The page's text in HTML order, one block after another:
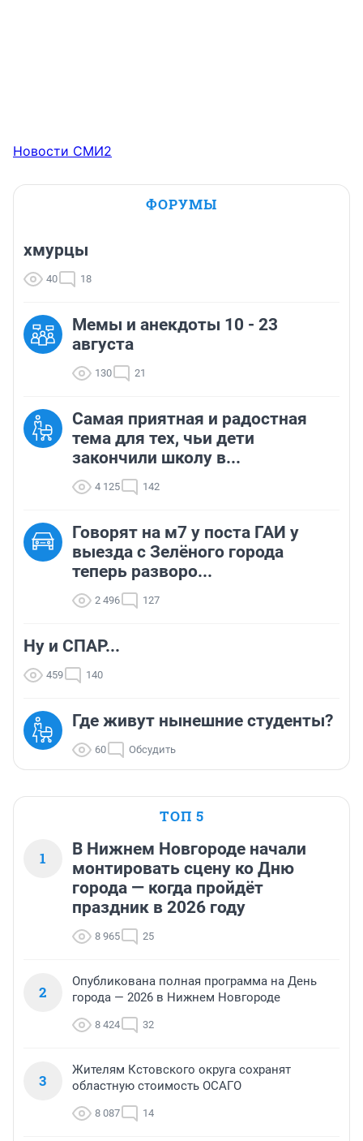
Новости СМИ2
ФОРУМЫ
хмурцы
40 18
Мемы и анекдоты 10 - 23
августа
130 21
Самая приятная и радостная
тема для тех, чьи дети
закончили школу в...
4 125 142
Говорят на м7 у поста ГАИ у
выезда с Зелёного города
теперь разворо...
2 496 127
Ну и СПАР...
459 140
Где живут нынешние студенты?
60 Обсудить
ТОП 5
1
В Нижнем Новгороде начали
монтировать сцену ко Дню
города — когда пройдёт
праздник в 2026 году
8 965 25
2
Опубликована полная программа на День
города — 2026 в Нижнем Новгороде
8 424 32
3
Жителям Кстовского округа сохранят
областную стоимость ОСАГО
8 087 14